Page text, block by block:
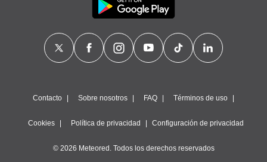
Contacto Sobre nosotros FAQ Términos de uso
Cookies Política de privacidad Configuración de privacidad
© 2026 Meteored. Todos los derechos reservados